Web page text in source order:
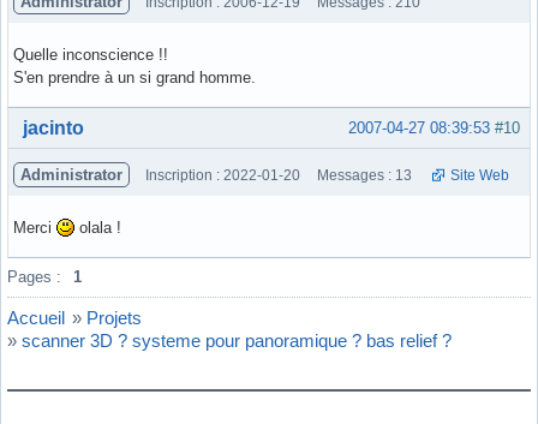
Quelle inconscience !!
S'en prendre à un si grand homme.
Hors ligne #10
2007-04-27 08:39:53
jacinto
Administrator Inscription : 2022-01-20 Messages : 13 Site Web
Merci olala !
Hors ligne
Pages : 1
Accueil » Projets
» scanner 3D ? systeme pour panoramique ? bas relief ?